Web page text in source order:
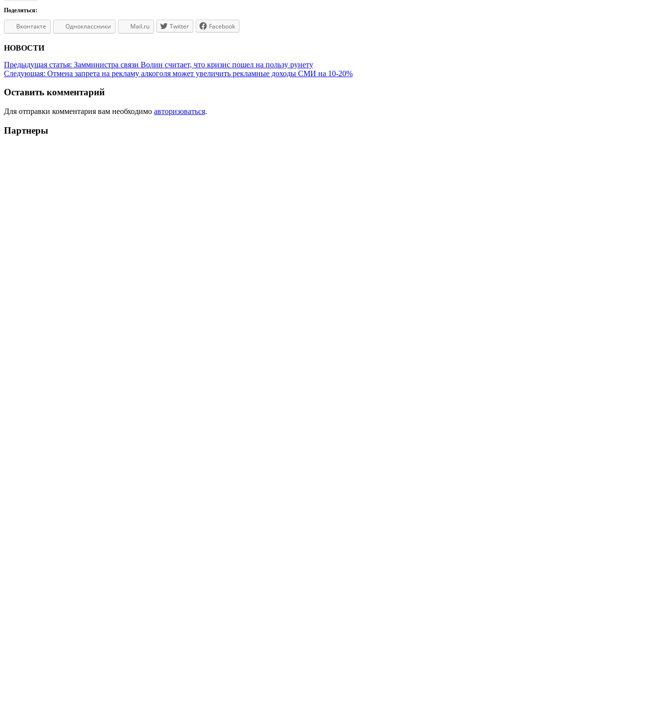
Поделиться:
Вконтакте Одноклассники Mail.ru Twitter Facebook
НОВОСТИ
Предыдущая статья: Замминистра связи Волин считает, что кризис пошел на пользу рунету
Следующая: Отмена запрета на рекламу алкоголя может увеличить рекламные доходы СМИ на 10-20%
Оставить комментарий
Для отправки комментария вам необходимо авторизоваться.
Партнеры